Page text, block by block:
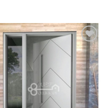
Add to
wishlist